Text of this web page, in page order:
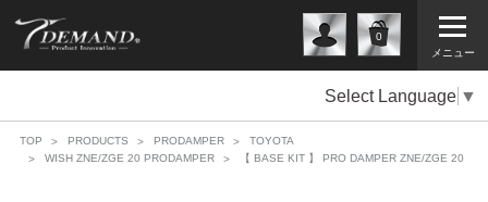
メニュー
0
Select Language ▼
TOP PRODUCTS PRODAMPER
TOYOTA
WISH ZNE/ZGE 20 PRODAMPER
【 BASE KIT 】 PRO DAMPER ZNE/ZGE 20